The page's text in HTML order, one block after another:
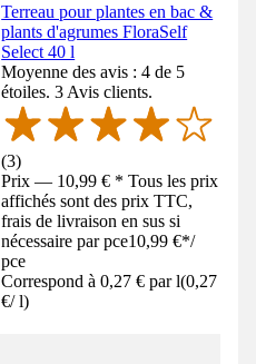
Terreau pour plantes en bac &
plants d'agrumes FloraSelf
Select 40 l
Moyenne des avis : 4 de 5
étoiles. 3 Avis clients.
(3)
Prix — 10,99 € * Tous les prix
affichés sont des prix TTC,
frais de livraison en sus si
nécessaire par pce10,99 €*/
pce
Correspond à 0,27 € par l(0,27
€/ l)